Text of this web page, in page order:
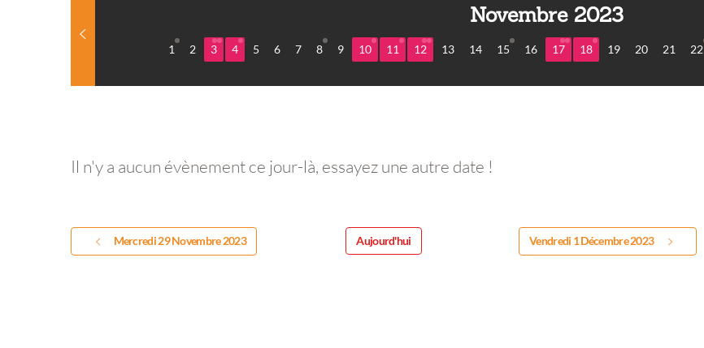
Novembre 2023
1 2 3 4 5 6 7 8 9 10 11 12 13 14 15 16 17 18 19 20 21 22
Il n'y a aucun évènement ce jour-là, essayez une autre date !
Mercredi 29 Novembre 2023 Aujourd'hui Vendredi 1 Décembre 2023